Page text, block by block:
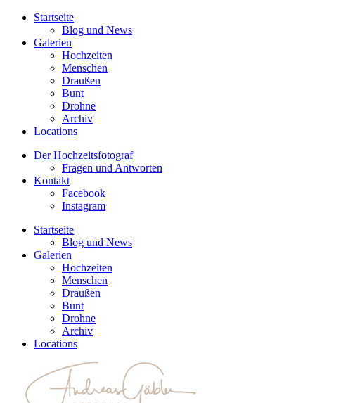
Startseite
Blog und News
Galerien
Hochzeiten
Menschen
Draußen
Bunt
Drohne
Archiv
Locations
Der Hochzeitsfotograf
Fragen und Antworten
Kontakt
Facebook
Instagram
Startseite
Blog und News
Galerien
Hochzeiten
Menschen
Draußen
Bunt
Drohne
Archiv
Locations